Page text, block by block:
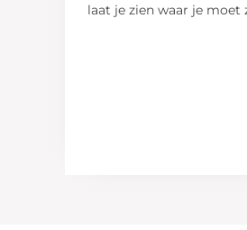
laat je zien waar je moet